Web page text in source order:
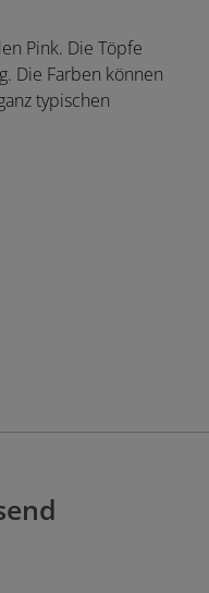
Pink. Die Töpfe
Die Farben können
typischen